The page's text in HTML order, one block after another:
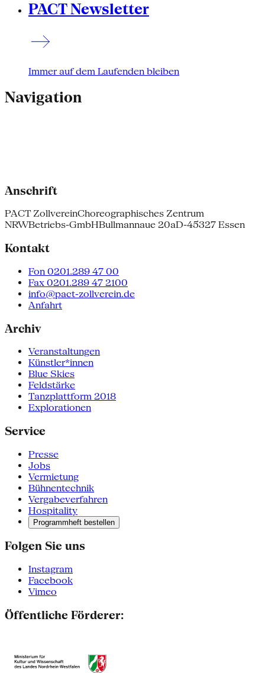
PACT Newsletter
Immer auf dem Laufenden bleiben
Navigation
Anschrift
PACT ZollvereinChoreographisches Zentrum
NRWBetriebs-GmbHBullmannaue 20aD-45327 Essen
Kontakt
Fon 0201.289 47 00
Fax 0201.289 47 2100
info@pact-zollverein.de
Anfahrt
Archiv
Veranstaltungen
Künstler*innen
Blue Skies
Feldstärke
Tanzplattform 2018
Explorationen
Service
Presse
Jobs
Vermietung
Bühnentechnik
Vergabeverfahren
Hospitality
Programmheft bestellen
Folgen Sie uns
Instagram
Facebook
Vimeo
Öffentliche Förderer: